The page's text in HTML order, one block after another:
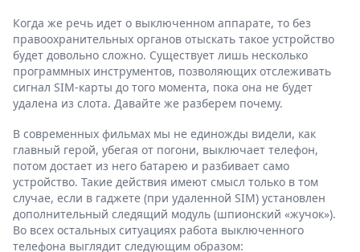
Когда же речь идет о выключенном аппарате, то без
правоохранительных органов отыскать такое устройство
будет довольно сложно. Существует лишь несколько
программных инструментов, позволяющих отслеживать
сигнал SIM-карты до того момента, пока она не будет
удалена из слота. Давайте же разберем почему.
В современных фильмах мы не единожды видели, как
главный герой, убегая от погони, выключает телефон,
потом достает из него батарею и разбивает само
устройство. Такие действия имеют смысл только в том
случае, если в гаджете (при удаленной SIM) установлен
дополнительный следящий модуль (шпионский «жучок»).
Во всех остальных ситуациях работа выключенного
телефона выглядит следующим образом: